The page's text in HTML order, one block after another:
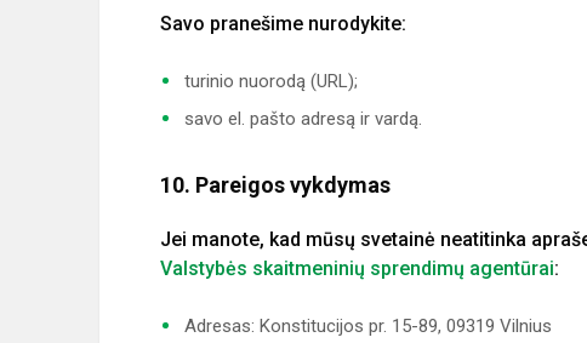
Savo pranešime nurodykite:
turinio nuorodą (URL);
savo el. pašto adresą ir vardą.
10. Pareigos vykdymas
Jei manote, kad mūsų svetainė neatitinka
Valstybės skaitmeninių sprendimų agentūrai:
Adresas: Konstitucijos pr. 15-89, 09319 Vilnius